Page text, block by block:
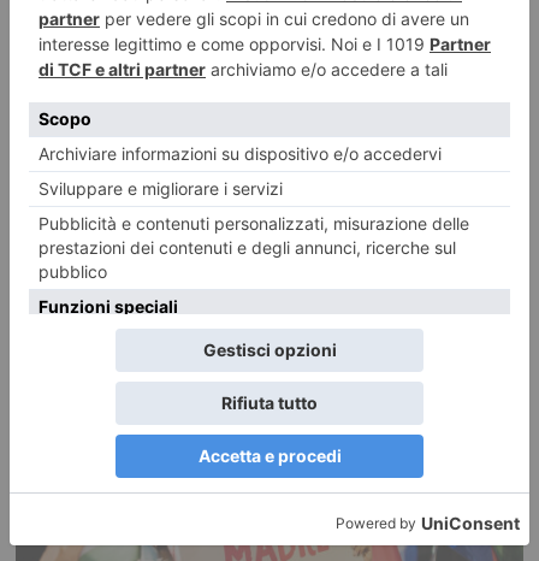
Lite sulla strada, poi l’auto contro il gruppo: sei ciclisti feriti
a Lanzo, uno grave
in pochi istanti in un episodio